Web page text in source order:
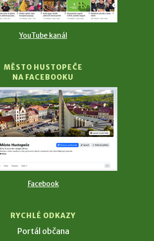
YouTube kanál
MĚSTO HUSTOPEČE
NA FACEBOOKU
Facebook
RYCHLÉ ODKAZY
Portál občana